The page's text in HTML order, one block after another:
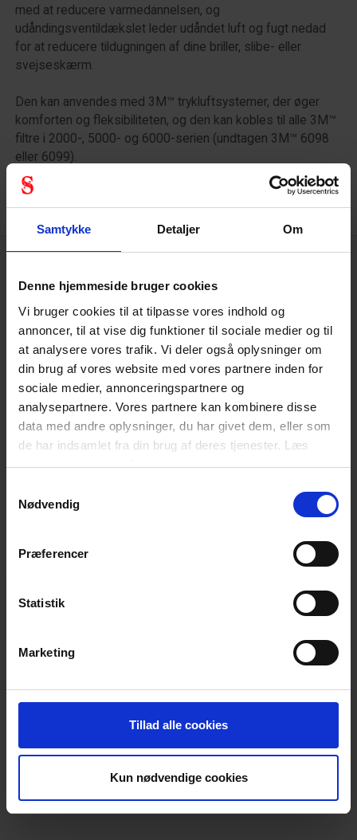
Samtykke Detaljer Om
Denne hjemmeside bruger cookies
Vi bruger cookies til at tilpasse vores indhold og
annoncer, til at vise dig funktioner til sociale medier og til
at analysere vores trafik. Vi deler også oplysninger om
din brug af vores website med vores partnere inden for
sociale medier, annonceringspartnere og
analysepartnere. Vores partnere kan kombinere disse
data med andre oplysninger, du har givet dem, eller som
de har indsamlet fra din brug af deres tjenester. Læs
mere omvores cookies
Nødvendig
Præferencer
Statistik
Marketing
Tillad alle cookies
Kun nødvendige cookies
med at reducere varmedannelsen, og
udåndingsventildækslet leder udåndet luft og fugt nedad
for at reducere tildugningen af dine briller, slibe- eller
svejseskærm.
Den kan anvendes med 3M™ trykluftsystemer, der øger
komforten og fleksibiliteten, og den kan kobles til alle 3M™
filtre i 2000-, 5000- og 6000-serien (undtagen 3M™ 6098
eller 6099).
Tekniske specifikationer
Åndedrætsværn
Personlige værnemidler
Test resultat